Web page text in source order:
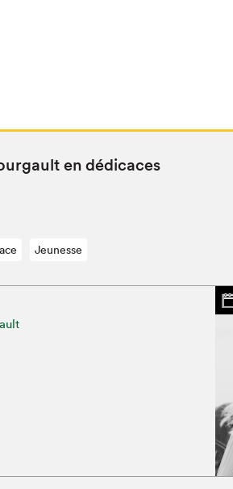
en dédicaces
Jeunesse